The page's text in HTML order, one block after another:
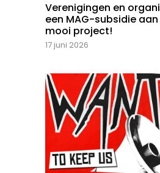
Verenigingen en
een MAG-subsidie
mooi project!
17 juni 2026